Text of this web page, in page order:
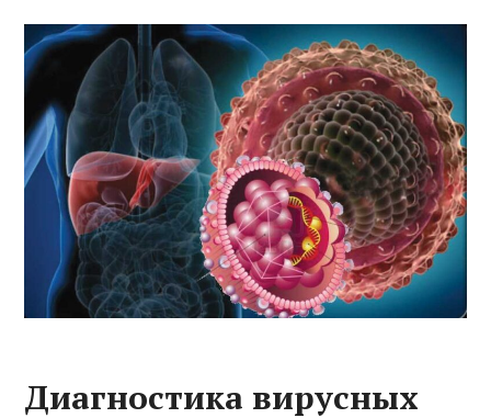
Диагностика вирусных